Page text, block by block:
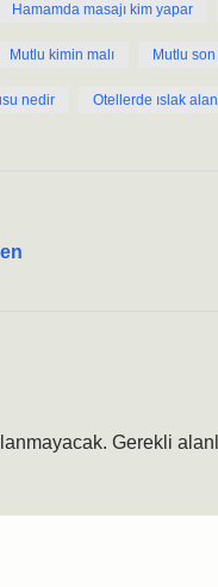
Hamamda masajı kim yapar
Mutlu kimin malı Mutlu
nedir Otellerde ıslak
Gerekli